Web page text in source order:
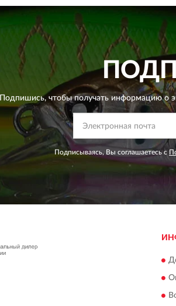
Подпишись, чтобы получать информацию о
Подписываясь, Вы соглашаетесь с